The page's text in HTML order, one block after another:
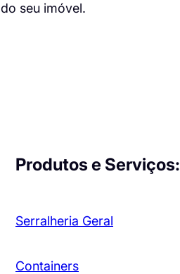
seu imóvel.
Produtos e Serviços:
Serralheria Geral
Containers